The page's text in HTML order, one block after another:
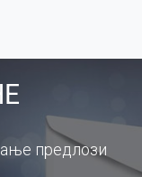
предлози